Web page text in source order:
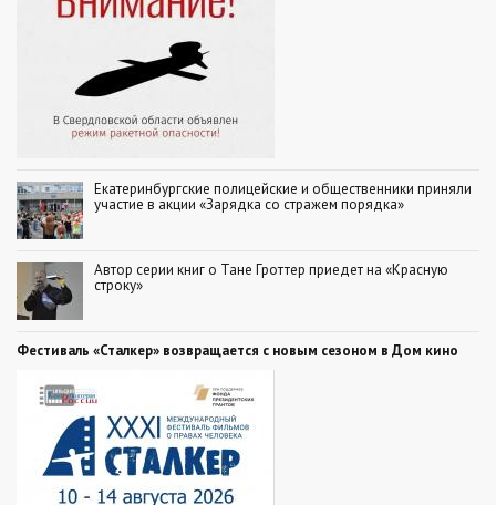
Екатеринбургские полицейские и общественники приняли
участие в акции «Зарядка со стражем порядка»
Автор серии книг о Тане Гроттер приедет на «Красную
строку»
Фестиваль «Сталкер» возвращается с новым сезоном в Дом кино